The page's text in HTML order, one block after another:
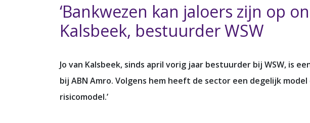
‘Bankwezen kan jaloers zijn op
Kalsbeek, bestuurder WSW
Jo van Kalsbeek, sinds april vorig jaar bestuurder bij WSW, is
bij ABN Amro. Volgens hem heeft de sector een degelijk
risicomodel.’